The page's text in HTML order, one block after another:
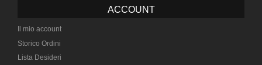
ACCOUNT
Il mio account
Storico Ordini
Lista Desideri